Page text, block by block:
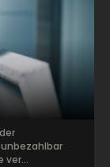
ver...